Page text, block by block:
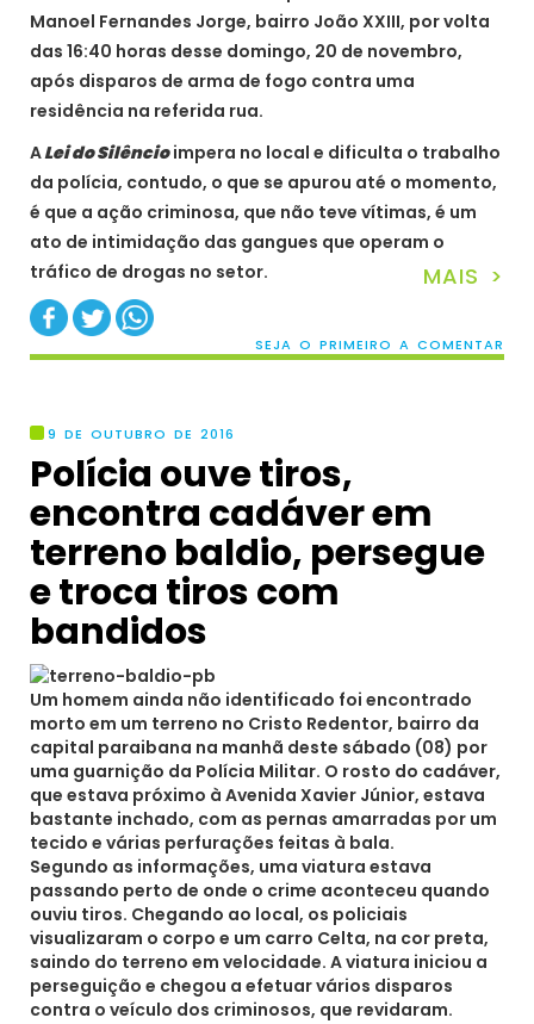
Manoel Fernandes Jorge, bairro João XXIII, por volta
das 16:40 horas desse domingo, 20 de novembro,
após disparos de arma de fogo contra uma
residência na referida rua.
ALei do Silêncioimpera no local e dificulta o trabalho
da polícia, contudo, o que se apurou até o momento,
é que a ação criminosa, que não teve vítimas, é um
ato de intimidação das gangues que operam o
tráfico de drogas no setor.
MAIS >
SEJA O PRIMEIRO A COMENTAR
9 DE OUTUBRO DE 2016
Polícia ouve tiros,
encontra cadáver em
terreno baldio, persegue
e troca tiros com
bandidos
Um homem ainda não identificado foi encontrado
morto em um terreno no Cristo Redentor, bairro da
capital paraibana na manhã deste sábado (08) por
uma guarnição da Polícia Militar. O rosto do cadáver,
que estava próximo à Avenida Xavier Júnior, estava
bastante inchado, com as pernas amarradas por um
tecido e várias perfurações feitas à bala.
Segundo as informações, uma viatura estava
passando perto de onde o crime aconteceu quando
ouviu tiros. Chegando ao local, os policiais
visualizaram o corpo e um carro Celta, na cor preta,
saindo do terreno em velocidade. A viatura iniciou a
perseguição e chegou a efetuar vários disparos
contra o veículo dos criminosos, que revidaram.